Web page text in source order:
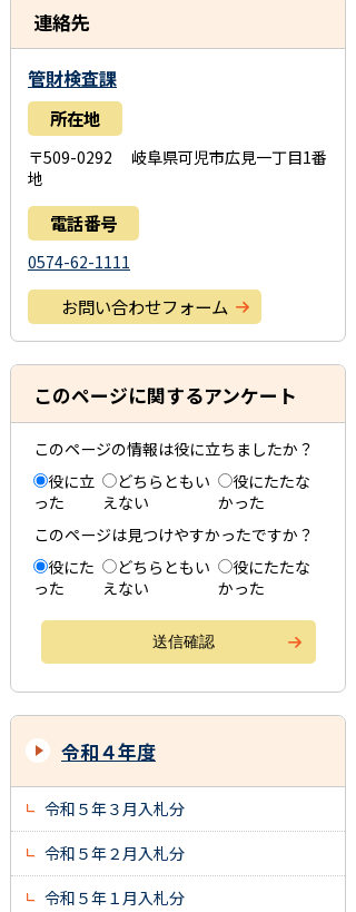
連絡先
管財検査課
所在地
〒509-0292 岐阜県可児市広見一丁目1番
地
電話番号
0574-62-1111
お問い合わせフォーム
このページに関するアンケート
このページの情報は役に立ちましたか？
役に立
った
どちらともい
えない
役にたたな
かった
このページは見つけやすかったですか？
役にた
った
どちらともい
えない
役にたたな
かった
令和４年度
令和５年３月入札分
令和５年２月入札分
令和５年１月入札分